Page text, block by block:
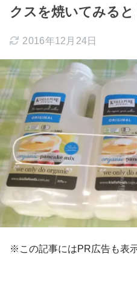
クスを焼いてみると
2016年12月24日
※この記事にはPR広告も表